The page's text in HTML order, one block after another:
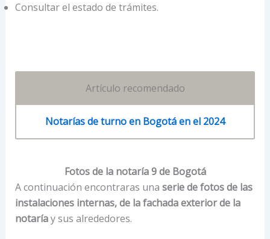
Consultar el estado de trámites.
Artículo recomendado
Notarías de turno en Bogotá en el 2024
Fotos de la notaría 9 de Bogotá
A continuación encontraras una serie de fotos de las
instalaciones internas, de la fachada exterior de la
notaríay sus alrededores.